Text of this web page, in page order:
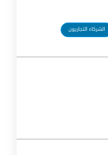
الشركاء التجاريون